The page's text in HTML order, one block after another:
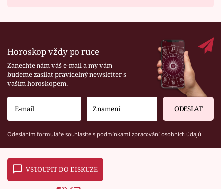
Horoskop vždy po ruce
Zanechte nám váš e-mail a my vám
budeme zasílat pravidelný newsletter s
vaším horoskopem.
ODESLAT
Odesláním formuláře souhlasíte s podmínkami zpracování osobních údajů
VSTOUPIT DO DISKUZE